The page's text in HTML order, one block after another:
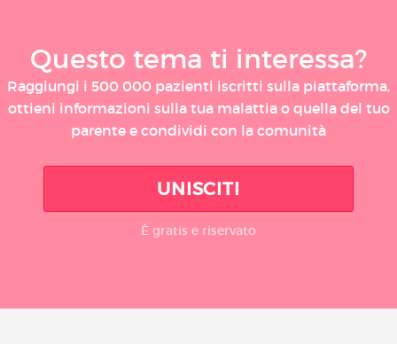
Questo tema ti interessa?
Raggiungi i 500 000 pazienti iscritti sulla piattaforma,
ottieni informazioni sulla tua malattia o quella del tuo
parente e condividi con la comunità
UNISCITI
È gratis e riservato